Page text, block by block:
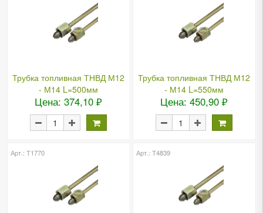
Трубка топливная ТНВД М12
- М14 L=500мм
Цена: 374,10 ₽
Трубка топливная ТНВД М12
- М14 L=550мм
Цена: 450,90 ₽
Арт.: Т1770 Арт.: Т4839